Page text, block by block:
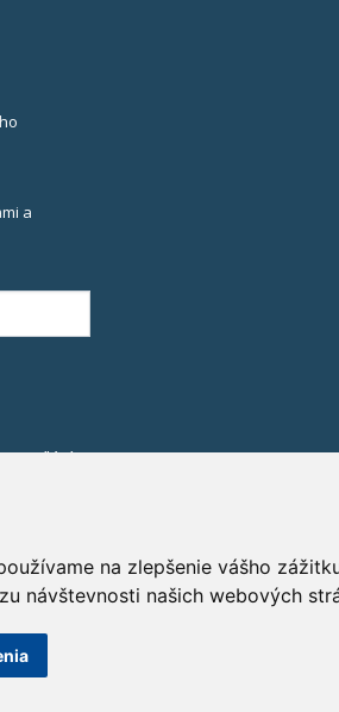
na zlepšenie vášho
návštevnosti našich webových
a
zasíláním